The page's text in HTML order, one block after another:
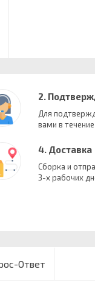
2.
Для
вами в
4. Доставка
Сборка и
3-х рабочих
Ответ